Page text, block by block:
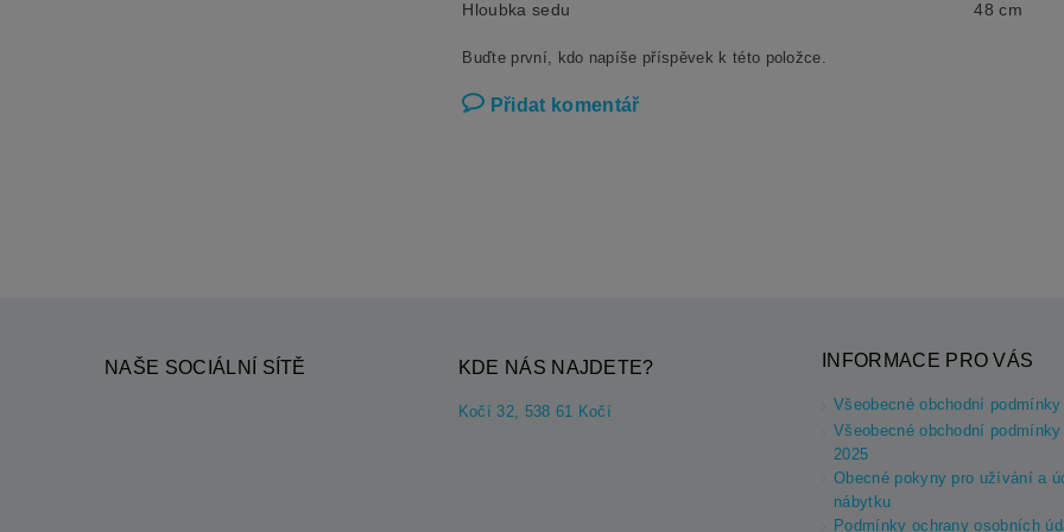
Hloubka sedu
48 cm
Buďte první, kdo napíše příspěvek k této položce.
Přidat komentář
NAŠE SOCIÁLNÍ SÍTĚ KDE NÁS NAJDETE?
Kočí 32, 538 61 Kočí
INFORMACE PRO VÁS
Všeobecné obchodní podmínky
Všeobecné obchodní
2025
Obecné pokyny pro užívání a
nábytku
Podmínky ochrany osobních